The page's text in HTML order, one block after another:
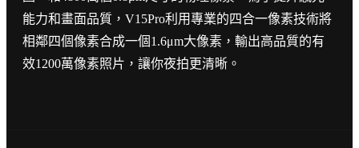
能力和畫面品質，V15Pro利用專業的四合一像素技術將
相鄰四個像素合成一個1.6μm大像素，輸出高品質的有
效1200萬像素照片，讓你夜拍更清晰。